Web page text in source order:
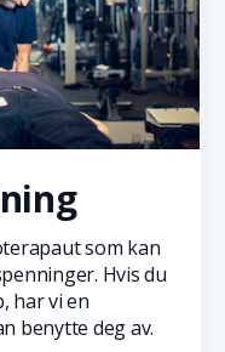
som kan
Hvis du
har vi en
benytte deg av.